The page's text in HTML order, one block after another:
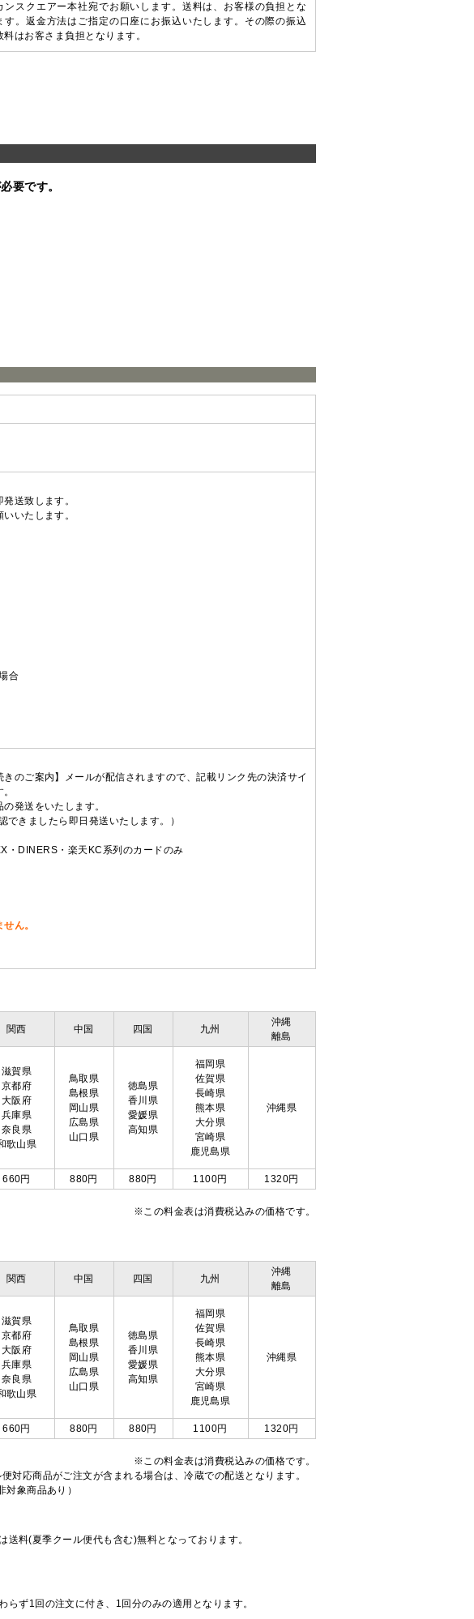
ンスクエアー本社宛でお願いします。送料は、お客様の負担とな
す。返金方法はご指定の口座にお振込いたします。その際の振込
料はお客さま負担となります。
要です。
送致します。
いたします。
合
のご案内】メールが配信されますので、記載リンク先の決済サイ
発送をいたします。
できましたら即日発送いたします。）
・DINERS・楽天KC系列のカードのみ
ん。
関西 中国 四国 九州
沖縄
離島
滋賀県
京都府
大阪府
兵庫県
奈良県
歌山県
鳥取県
島根県
岡山県
広島県
山口県
徳島県
香川県
愛媛県
高知県
福岡県
佐賀県
長崎県
熊本県
大分県
宮崎県
鹿児島県
沖縄県
660円 880円 880円 1100円 1320円
※この料金表は消費税込みの価格です。
関西 中国 四国 九州
沖縄
離島
滋賀県
京都府
大阪府
兵庫県
奈良県
歌山県
鳥取県
島根県
岡山県
広島県
山口県
徳島県
香川県
愛媛県
高知県
福岡県
佐賀県
長崎県
熊本県
大分県
宮崎県
鹿児島県
沖縄県
660円 880円 880円 1100円 1320円
※この料金表は消費税込みの価格です。
応商品がご注文が含まれる場合は、冷蔵での配送となります。
象商品あり）
料(夏季クール便代も含む)無料となっております。
ず1回の注文に付き、1回分のみの適用となります。